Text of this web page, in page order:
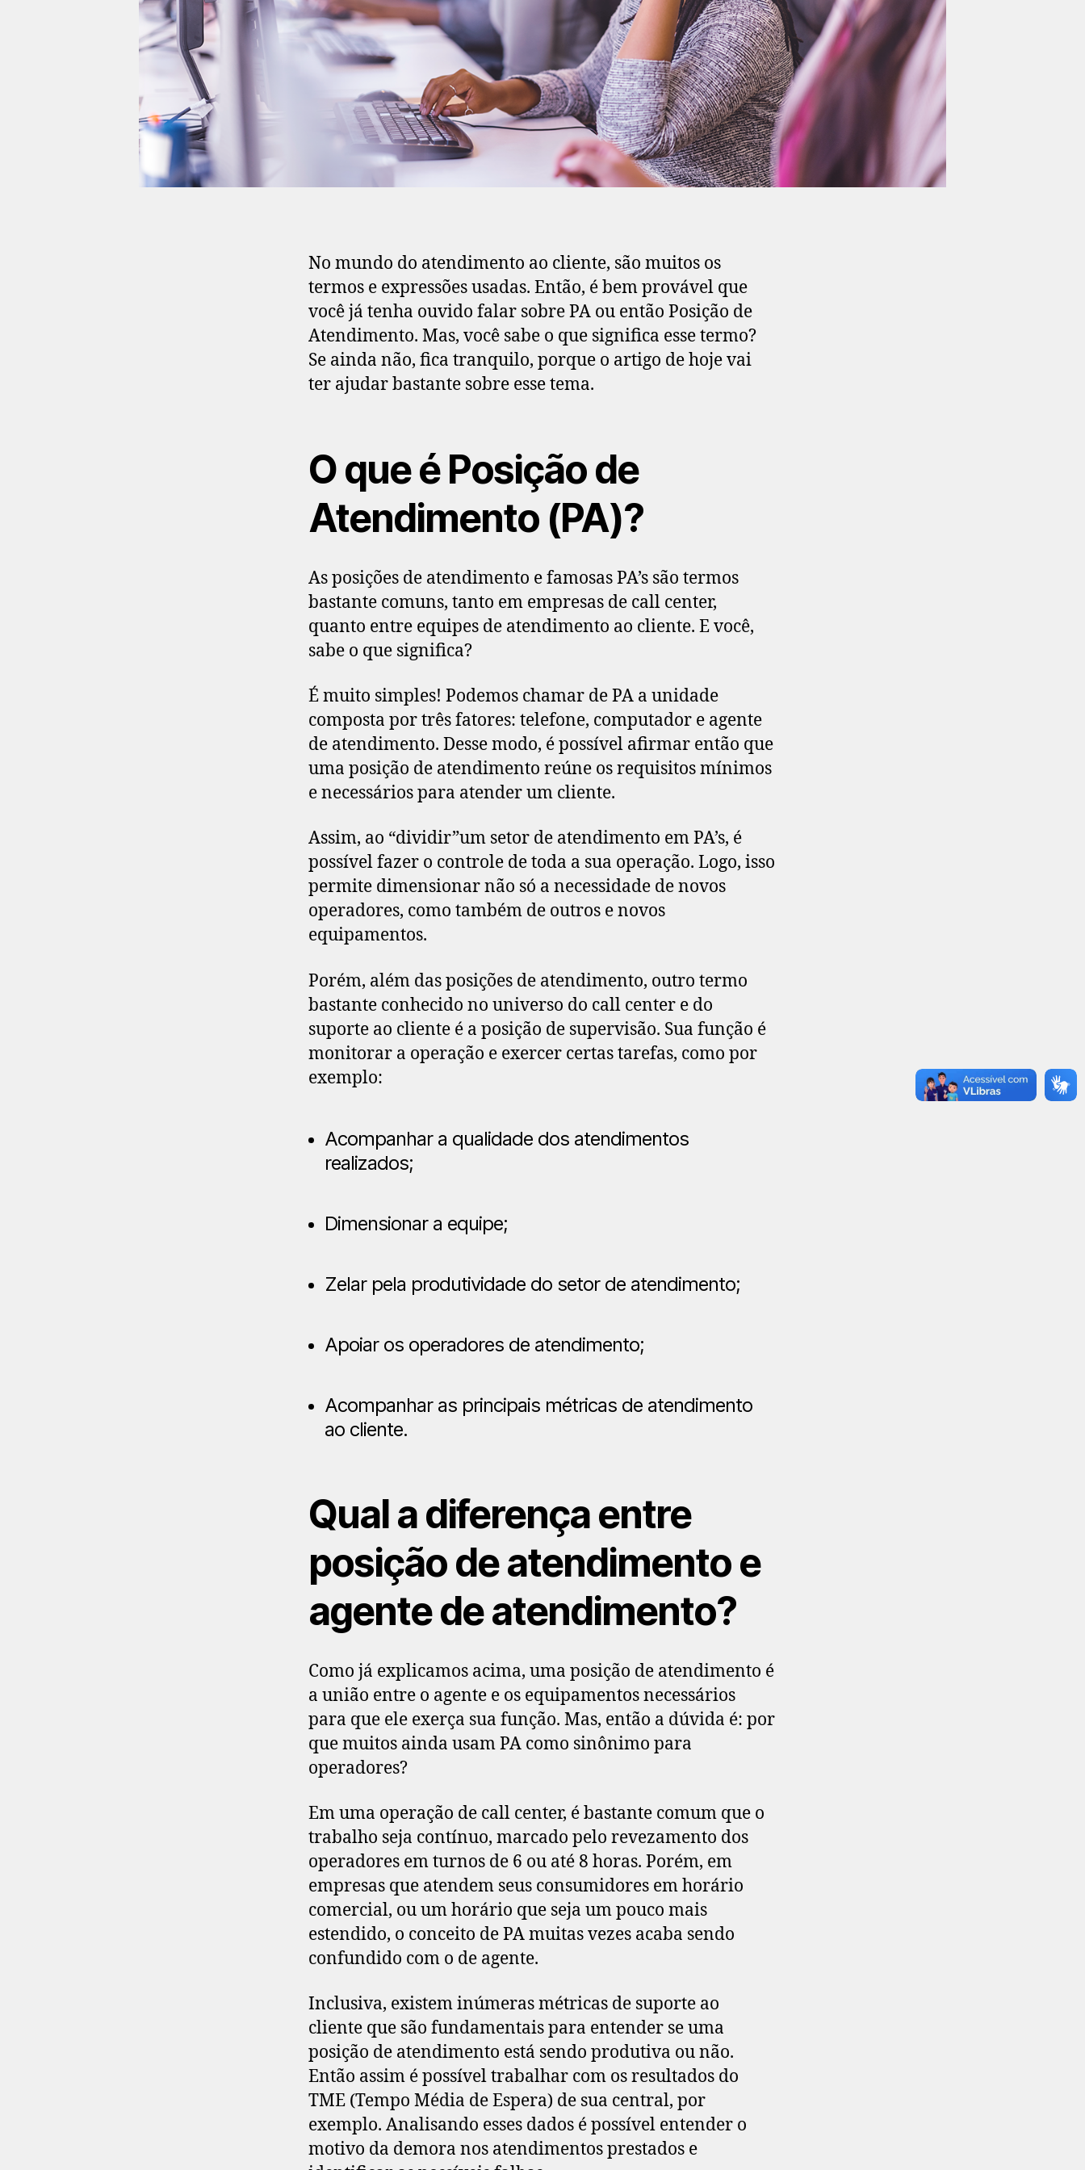
No mundo do atendimento ao cliente, são muitos os
termos e expressões usadas. Então, é bem provável que
você já tenha ouvido falar sobre PA ou então Posição de
Atendimento. Mas, você sabe o que significa esse termo?
Se ainda não, fica tranquilo, porque o artigo de hoje vai
ter ajudar bastante sobre esse tema.
O que é Posição de
Atendimento (PA)?
As posições de atendimento e famosas PA’s são termos
bastante comuns, tanto em empresas de call center,
quanto entre equipes de atendimento ao cliente. E você,
sabe o que significa?
É muito simples! Podemos chamar de PA a unidade
composta por três fatores: telefone, computador e agente
de atendimento. Desse modo, é possível afirmar então que
uma posição de atendimento reúne os requisitos mínimos
e necessários para atender um cliente.
Assim, ao “dividir”um setor de atendimento em PA’s, é
possível fazer o controle de toda a sua operação. Logo, isso
permite dimensionar não só a necessidade de novos
operadores, como também de outros e novos
equipamentos.
Porém, além das posições de atendimento, outro termo
bastante conhecido no universo do call center e do
suporte ao cliente é a posição de supervisão. Sua função é
monitorar a operação e exercer certas tarefas, como por
exemplo:
Acompanhar a qualidade dos atendimentos
realizados;
Dimensionar a equipe;
Zelar pela produtividade do setor de atendimento;
Apoiar os operadores de atendimento;
Acompanhar as principais métricas de atendimento
ao cliente.
Qual a diferença entre
posição de atendimento e
agente de atendimento?
Como já explicamos acima, uma posição de atendimento é
a união entre o agente e os equipamentos necessários
para que ele exerça sua função. Mas, então a dúvida é: por
que muitos ainda usam PA como sinônimo para
operadores?
Em uma operação de call center, é bastante comum que o
trabalho seja contínuo, marcado pelo revezamento dos
operadores em turnos de 6 ou até 8 horas. Porém, em
empresas que atendem seus consumidores em horário
comercial, ou um horário que seja um pouco mais
estendido, o conceito de PA muitas vezes acaba sendo
confundido com o de agente.
Inclusiva, existem inúmeras métricas de suporte ao
cliente que são fundamentais para entender se uma
posição de atendimento está sendo produtiva ou não.
Então assim é possível trabalhar com os resultados do
TME (Tempo Média de Espera) de sua central, por
exemplo. Analisando esses dados é possível entender o
motivo da demora nos atendimentos prestados e